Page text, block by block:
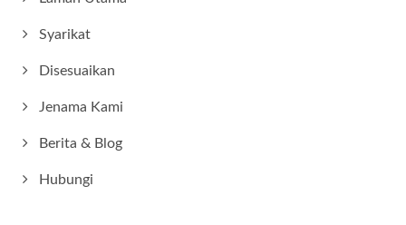
Syarikat
Disesuaikan
Jenama Kami
Berita & Blog
Hubungi